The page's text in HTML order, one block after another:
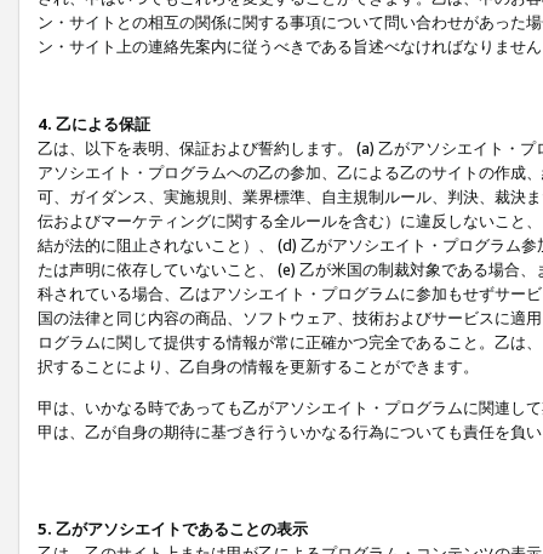
ン・サイトとの相互の関係に関する事項について問い合わせがあった
ン・サイト上の連絡先案内に従うべきである旨述べなければなりませ
4. 乙による保証
乙は、以下を表明、保証および誓約します。 (a) 乙がアソシエイト・
アソシエイト・プログラムへの乙の参加、乙による乙のサイトの作成
可、ガイダンス、実施規則、業界標準、自主規制ルール、判決、裁決
伝およびマーケティングに関する全ルールを含む）に違反しないこと
結が法的に阻止されないこと）、 (d) 乙がアソシエイト・プログラム
たは声明に依存していないこと、 (e) 乙が米国の制裁対象である場合
科されている場合、乙はアソシエイト・プログラムに参加もせずサー
国の法律と同じ内容の商品、ソフトウェア、技術およびサービスに適
ログラムに関して提供する情報が常に正確かつ完全であること。乙は
択することにより、乙自身の情報を更新することができます。
甲は、いかなる時であっても乙がアソシエイト・プログラムに関連し
甲は、乙が自身の期待に基づき行ういかなる行為についても責任を負
5. 乙がアソシエイトであることの表示